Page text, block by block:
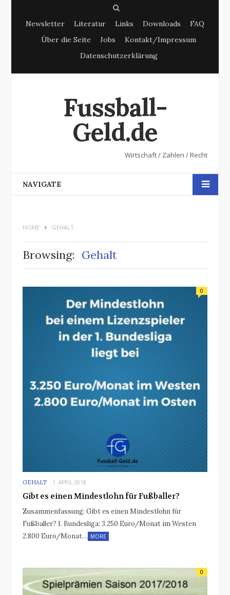
e
r
Newsletter Literatur Links Downloads
FAQ
Über die Seite
Jobs
Kontakt/Impressum
Datenschutzerklärung
Fussball-
Geld.de
Wirtschaft / Zahlen / Recht
NAVIGATE
HOME GEHALT
Browsing: Gehalt
GEHALT 1. APRIL 2018
0
Gibt es einen Mindestlohn für Fußballer?
Zusammenfassung: Gibt es einen Mindestlohn für
Fußballer? 1. Bundesliga: 3.250 Euro/Monat im Westen
2.800 Euro/Monat… MORE
0